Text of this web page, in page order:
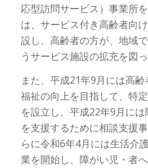
応型訪問サービス）事業所
は、サービス付き高齢者向
設し、高齢者の方が、地域
うサービス施設の拡充を図っ
また、平成21年9月には高
福祉の向上を目指して、特
を設立し、平成22年9月に
を支援するために相談支援
らに令和6年4月には生活介
業を開始し、障がい児・者